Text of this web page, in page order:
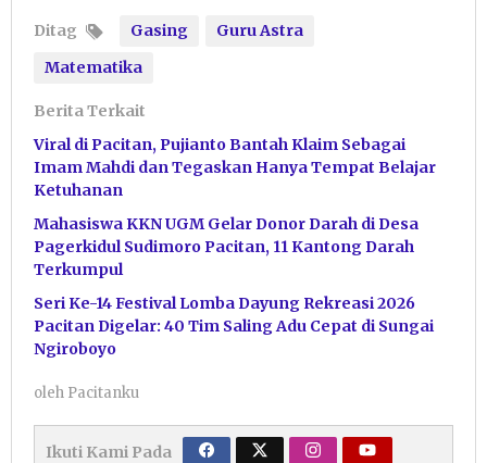
Ditag Gasing
Guru Astra
Matematika
Berita Terkait
Viral di Pacitan, Pujianto Bantah Klaim Sebagai
Imam Mahdi dan Tegaskan Hanya Tempat Belajar
Ketuhanan
Mahasiswa KKN UGM Gelar Donor Darah di Desa
Pagerkidul Sudimoro Pacitan, 11 Kantong Darah
Terkumpul
Seri Ke-14 Festival Lomba Dayung Rekreasi 2026
Pacitan Digelar: 40 Tim Saling Adu Cepat di Sungai
Ngiroboyo
oleh Pacitanku
Ikuti Kami Pada